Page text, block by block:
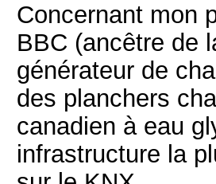
Concernant mon
BBC (ancêtre de
générateur de
des planchers
canadien à eau
infrastructure la